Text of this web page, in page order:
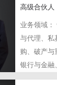
高级合伙人
业务领域：
与代理、私
购、破产与
银行与金融
设施